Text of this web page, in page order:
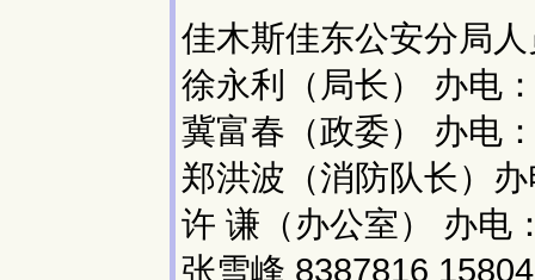
佳木斯佳东公安分局
徐永利（局长） 办电
冀富春（政委） 办电
郑洪波（消防队长）
许 谦（办公室） 办电
张雪峰 8387816